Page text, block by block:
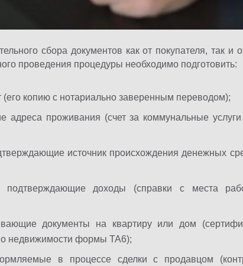
сбора документов как от покупателя, так и
проведения процедуры необходимо подготовить:
(его копию с нотариально заверенным переводом);
адреса проживания (счет за коммунальные
источник происхождения денежных
подтверждающие доходы (справки с места
документы на квартиру или дом
недвижимости формы TA6);
в процессе сделки с продавцом